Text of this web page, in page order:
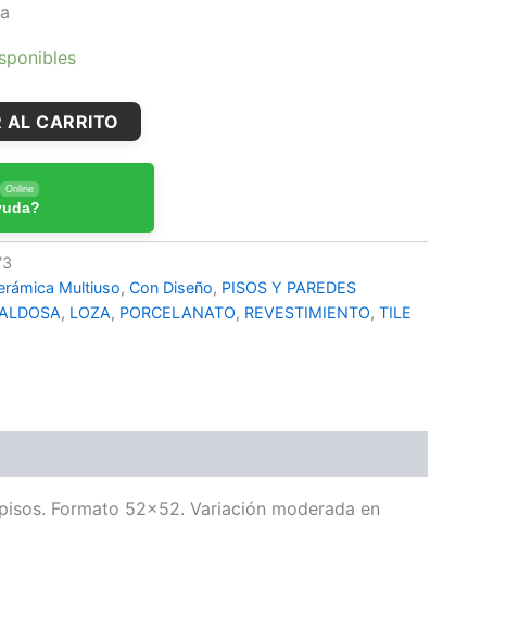
AL CARRITO
Online
Multiuso, Con Diseño, PISOS Y PAREDES
, LOZA, PORCELANATO, REVESTIMIENTO, TILE
Formato 52×52. Variación moderada en